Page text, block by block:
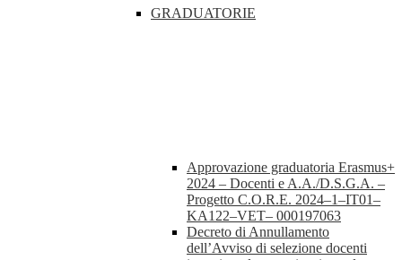
GRADUATORIE
Approvazione graduatoria Erasmus+
2024 – Docenti e A.A./D.S.G.A. –
Progetto C.O.R.E. 2024–1–IT01–
KA122–VET– 000197063
Decreto di Annullamento
dell’Avviso di selezione docenti